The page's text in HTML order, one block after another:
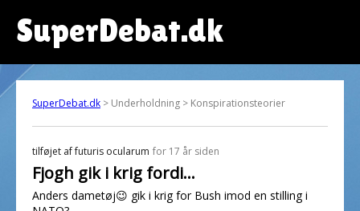
SuperDebat.dk
SuperDebat.dk > Underholdning > Konspirationsteorier
tilføjet affuturis ocularum for 17 år siden
Fjogh gik i krig fordi...
Anders dametøj😉 gik i krig for Bush imod en stilling i